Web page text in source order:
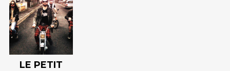
LE PETIT